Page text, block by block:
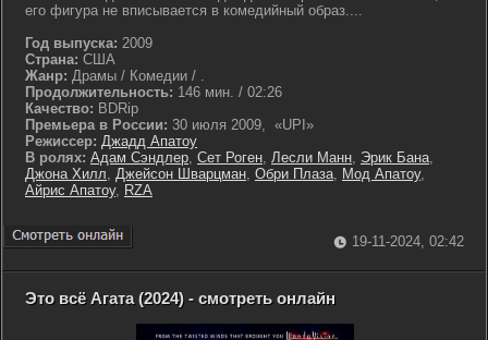
его фигура не вписывается в комедийный образ....
Год выпуска: 2009
Страна: США
Жанр: Драмы / Комедии / .
Продолжительность: 146 мин. / 02:26
Качество: BDRip
Премьера в России: 30 июля 2009, «UPI»
Режиссер: Джадд Апатоу
В ролях: Адам Сэндлер, Сет Роген, Лесли Манн, Эрик Бана,
Джона Хилл, Джейсон Шварцман, Обри Плаза, Мод Апатоу,
Айрис Апатоу, RZA
19-11-2024, 02:42
Это всё Агата (2024) - смотреть онлайн